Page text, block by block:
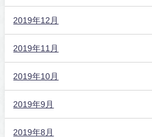
2019年12月
2019年11月
2019年10月
2019年9月
2019年8月